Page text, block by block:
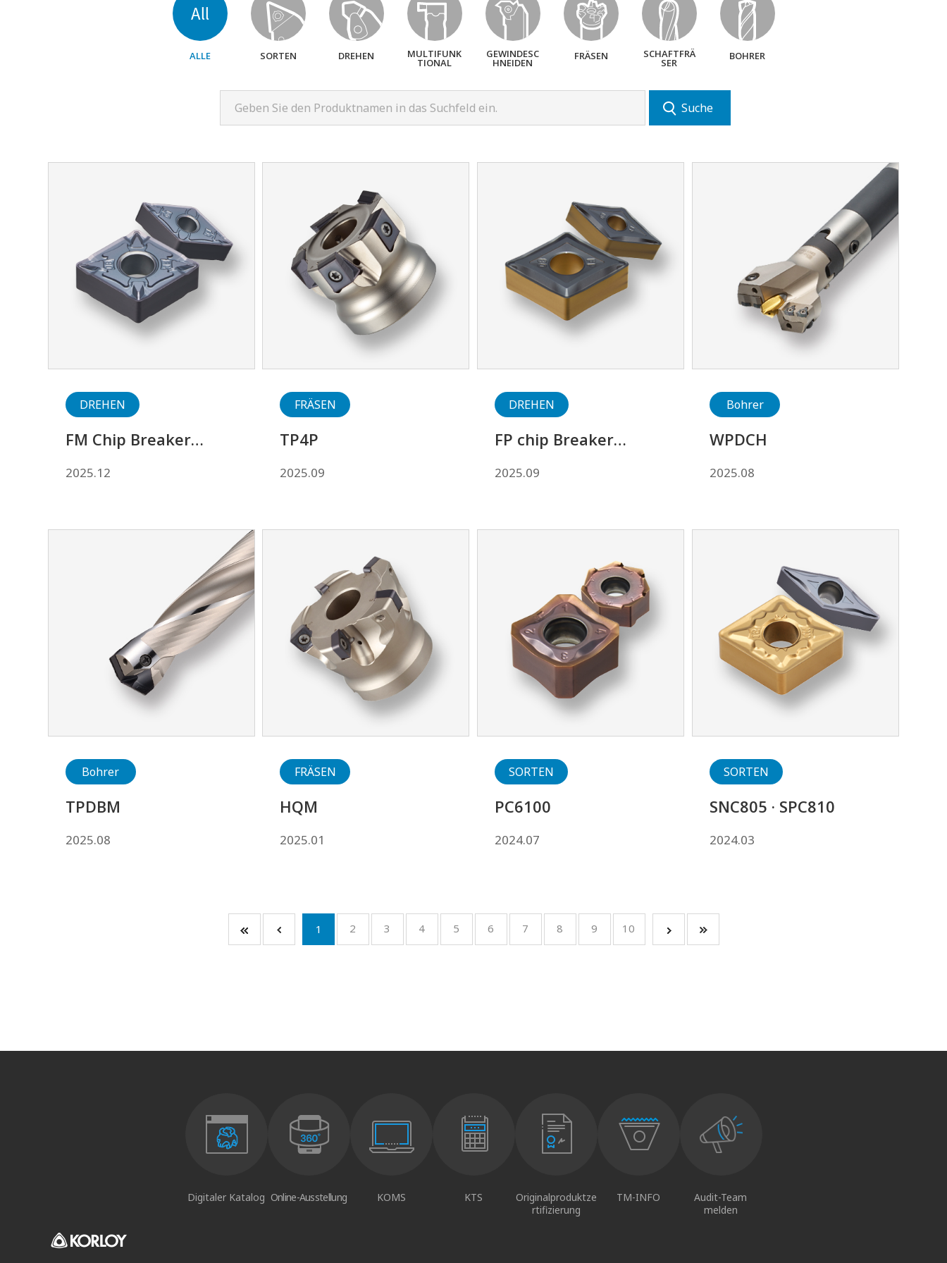
ALLE SORTEN DREHEN MULTIFUNK
TIONAL
GEWINDESC
HNEIDEN
FRÄSEN SCHAFTFRÄ
SER
BOHRER
Suche
DREHEN
FM Chip Breaker
2025.12
FRÄSEN
TP4P
2025.09
DREHEN
FP chip Breaker
2025.09
Bohrer
WPDCH
2025.08
Bohrer
TPDBM
2025.08
FRÄSEN
HQM
2025.01
SORTEN
PC6100
2024.07
SORTEN
SNC805 · SPC810
2024.03
1 2 3 4 5 6 7 8 9 10
Digitaler Katalog Online-Ausstellung KOMS KTS
Originalproduktze
rtifizierung
TM-INFO
Audit-Team
melden